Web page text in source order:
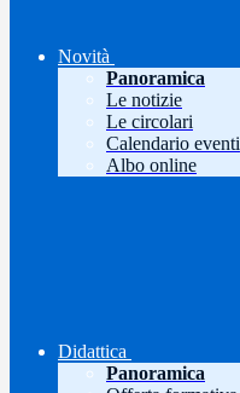
Novità
Panoramica
Le notizie
Le circolari
Calendario eventi
Albo online
Didattica
Panoramica